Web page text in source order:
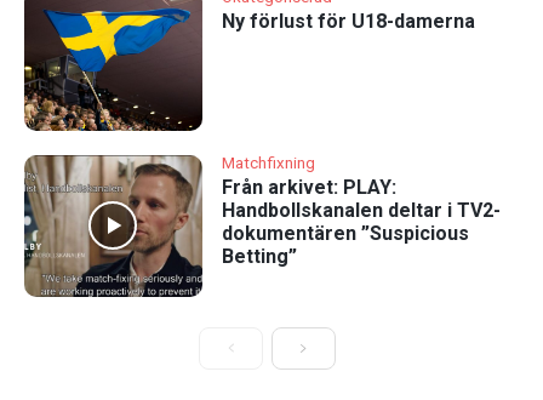
Ny förlust för U18-damerna
Matchfixning
Från arkivet: PLAY:
Handbollskanalen deltar i TV2-
dokumentären ”Suspicious
Betting”